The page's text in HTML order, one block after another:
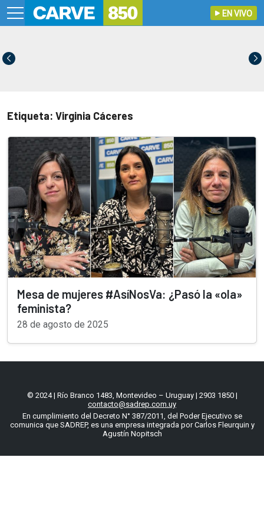
EN VIVO
Etiqueta: Virginia Cáceres
Mesa de mujeres #AsíNosVa: ¿Pasó la «ola»
feminista?
28 de agosto de 2025
© 2024 | Río Branco 1483, Montevideo – Uruguay | 2903 1850 |
contacto@sadrep.com.uy
En cumplimiento del Decreto N° 387/2011, del Poder Ejecutivo se
comunica que SADREP, es una empresa integrada por Carlos Fleurquin y
Agustín Nopitsch